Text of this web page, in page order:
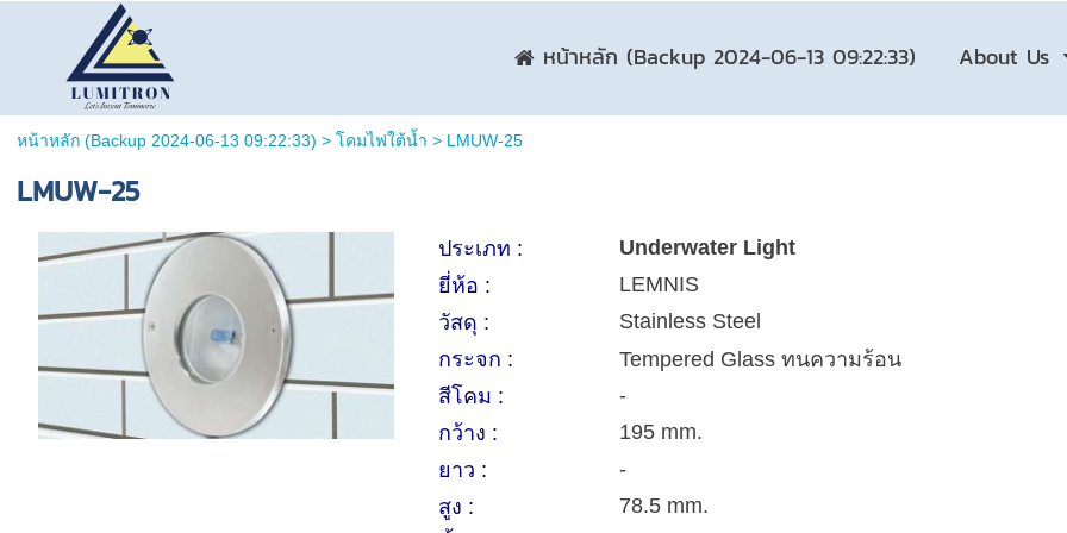
หน้าหลัก (Backup 2024-06-13 09:22:33) About Us
หน้าหลัก (Backup 2024-06-13 09:22:33) > โคมไฟใต้น้ำ > LMUW-25
LMUW-25
ประเภท :
Underwater Light
ยี่ห้อ :
LEMNIS
วัสดุ :
Stainless Steel
กระจก :
Tempered Glass ทนความร้อน
สีโคม :
-
กว้าง :
195 mm.
ยาว :
-
สูง :
78.5 mm.